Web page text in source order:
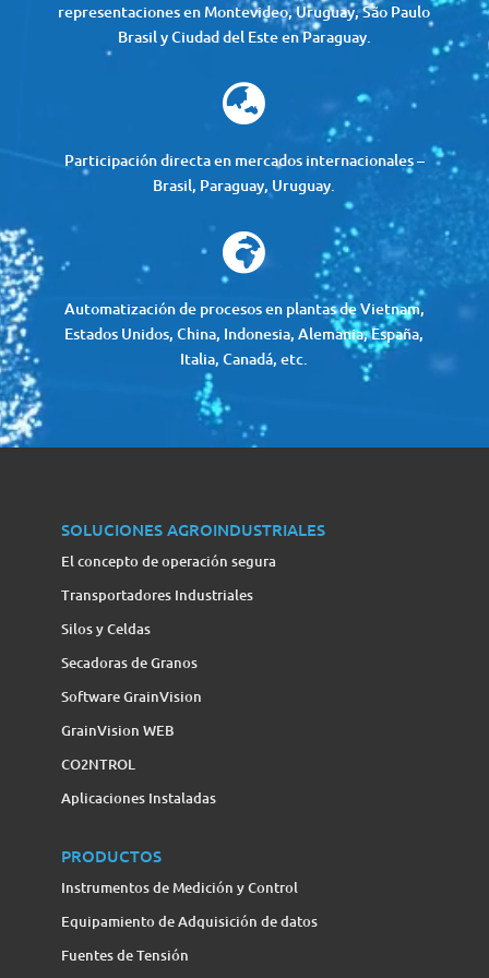
representaciones en Montevideo, Uruguay, São Paulo
Brasil y Ciudad del Este en Paraguay.

Participación directa en mercados internacionales –
Brasil, Paraguay, Uruguay.

Automatización de procesos en plantas de Vietnam,
Estados Unidos, China, Indonesia, Alemania, España,
Italia, Canadá, etc.
SOLUCIONES AGROINDUSTRIALES
El concepto de operación segura
Transportadores Industriales
Silos y Celdas
Secadoras de Granos
Software GrainVision
GrainVision WEB
CO2NTROL
Aplicaciones Instaladas
PRODUCTOS
Instrumentos de Medición y Control
Equipamiento de Adquisición de datos
Fuentes de Tensión